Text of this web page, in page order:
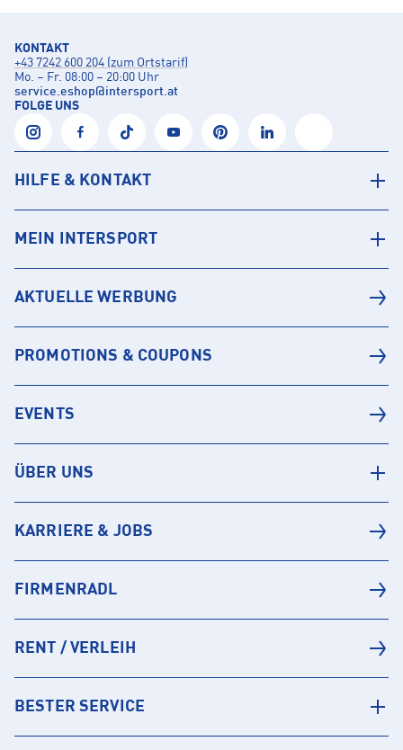
KONTAKT
+43 7242 600 204 (zum Ortstarif)
Mo. – Fr. 08:00 – 20:00 Uhr
service.eshop@intersport.at
FOLGE UNS
HILFE & KONTAKT
MEIN INTERSPORT
AKTUELLE WERBUNG
PROMOTIONS & COUPONS
EVENTS
ÜBER UNS
KARRIERE & JOBS
FIRMENRADL
RENT / VERLEIH
BESTER SERVICE